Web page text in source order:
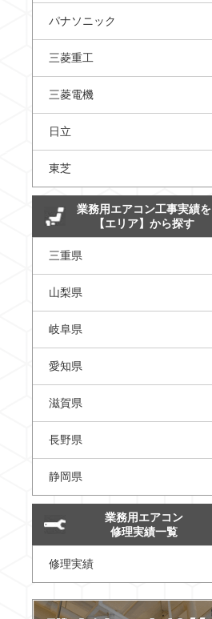
パナソニック
三菱重工
三菱電機
日立
東芝
業務用エアコン工事実績を
【エリア】から探す
三重県
山梨県
岐阜県
愛知県
滋賀県
長野県
静岡県
業務用エアコン
修理実績一覧
修理実績